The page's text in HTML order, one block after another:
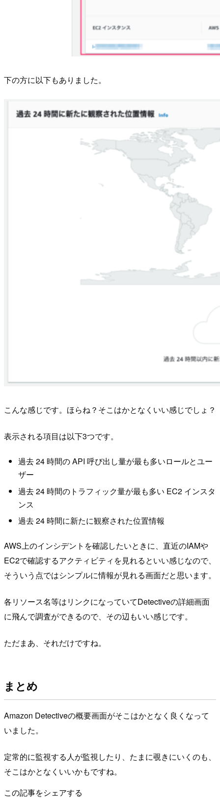
下の方に以下もありました。
こんな感じです。ほらね？そこはかとなくいい感じでしょ？
表示される項目は以下3つです。
過去 24 時間の API 呼び出し量が最も多いロールとユー
ザー
過去 24 時間のトラフィック量が最も多い EC2 インスタ
ンス
過去 24 時間に新たに観察された位置情報
AWS上のインシデントを確認したいときに、直近のIAMや
EC2で確認するアクティビティを見れるといい感じなので、
そういう点ではシンプルに情報が見れる画面だと思います。
各リソース名等はリンクになっていてDetectiveの詳細画面
に飛んで調査ができるので、その辺もいい感じです。
ただまあ、それだけですね。
まとめ
Amazon Detectiveの概要画面がそこはかとなく良くなって
いました。
定常的に監視する人が監視したり、たまに覗きにいくのも、
そこはかとなくいいかもですね。
この記事をシェアする